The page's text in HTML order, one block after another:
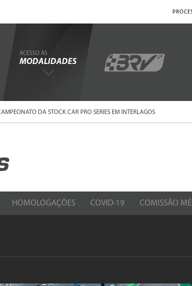
ACESSO ÀS
MODALIDADES
DA STOCK CAR PRO SERIES EM INTERLAGOS
HOMOLOGAÇÕES COVID-19 COMISSÃO